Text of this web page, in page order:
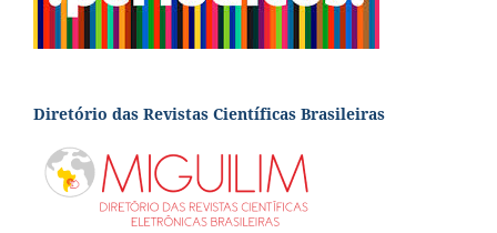
Diretório das Revistas Científicas Brasileiras